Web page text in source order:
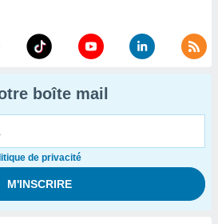
boîte mail
de privacité